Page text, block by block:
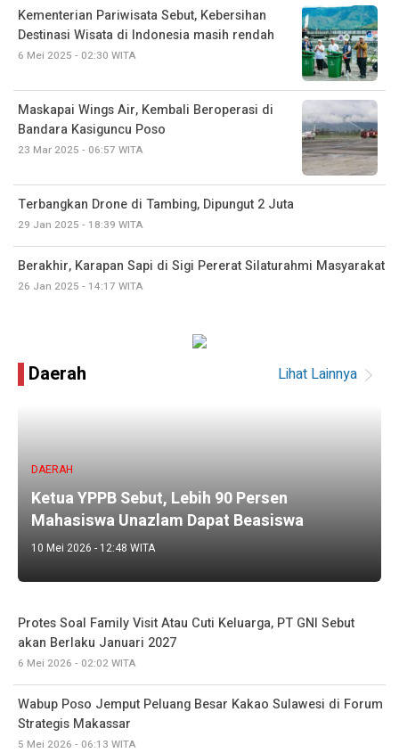
Kementerian Pariwisata Sebut, Kebersihan
Destinasi Wisata di Indonesia masih rendah
6 Mei 2025 - 02:30 WITA
Maskapai Wings Air, Kembali Beroperasi di
Bandara Kasiguncu Poso
23 Mar 2025 - 06:57 WITA
Terbangkan Drone di Tambing, Dipungut 2 Juta
29 Jan 2025 - 18:39 WITA
Berakhir, Karapan Sapi di Sigi Pererat Silaturahmi Masyarakat
26 Jan 2025 - 14:17 WITA
Daerah Lihat Lainnya
DAERAH
Ketua YPPB Sebut, Lebih 90 Persen
Mahasiswa Unazlam Dapat Beasiswa
10 Mei 2026 - 12:48 WITA
Protes Soal Family Visit Atau Cuti Keluarga, PT GNI Sebut
akan Berlaku Januari 2027
6 Mei 2026 - 02:02 WITA
Wabup Poso Jemput Peluang Besar Kakao Sulawesi di Forum
Strategis Makassar
5 Mei 2026 - 06:13 WITA